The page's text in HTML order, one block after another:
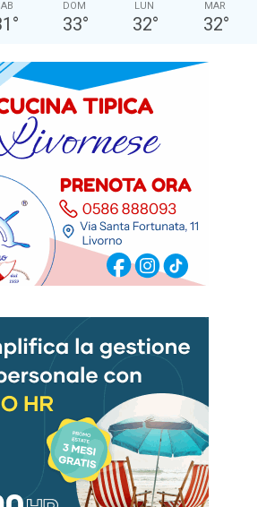
°
DOM
33°
LUN
32°
MAR
32°